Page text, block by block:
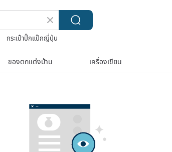
กระเป๋าปิ๊กแป๊กญี่ปุ่น
ของตกแต่งบ้าน เครื่องเขียน